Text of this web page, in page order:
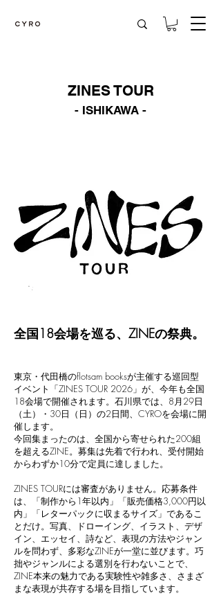
ZINES TOUR
- ISHIKAWA -
全国18会場を巡る、ZINEの祭典。
東京・代田橋のflotsam booksが主催する巡回型
イベント「ZINES TOUR 2026」が、今年も全国
18会場で開催されます。石川県では、8月29日
（土）・30日（日）の2日間、CYROを会場に開
催します。
今回集まったのは、全国から寄せられた200組
を超えるZINE。募集は先着で行われ、受付開始
からわずか10分で定員に達しました。
ZINES TOURには審査がありません。応募条件
は、「制作から1年以内」「販売価格3,000円以
内」「レターパックに収まるサイズ」であるこ
とだけ。写真、ドローイング、イラスト、デザ
イン、エッセイ、詩など、表現の方法やジャン
ルを問わず、多彩なZINEが一堂に並びます。巧
拙やジャンルによる選別を行わないことで、
ZINE本来の魅力である実験性や雑多さ、さまざ
まな表現が共存する場を目指しています。